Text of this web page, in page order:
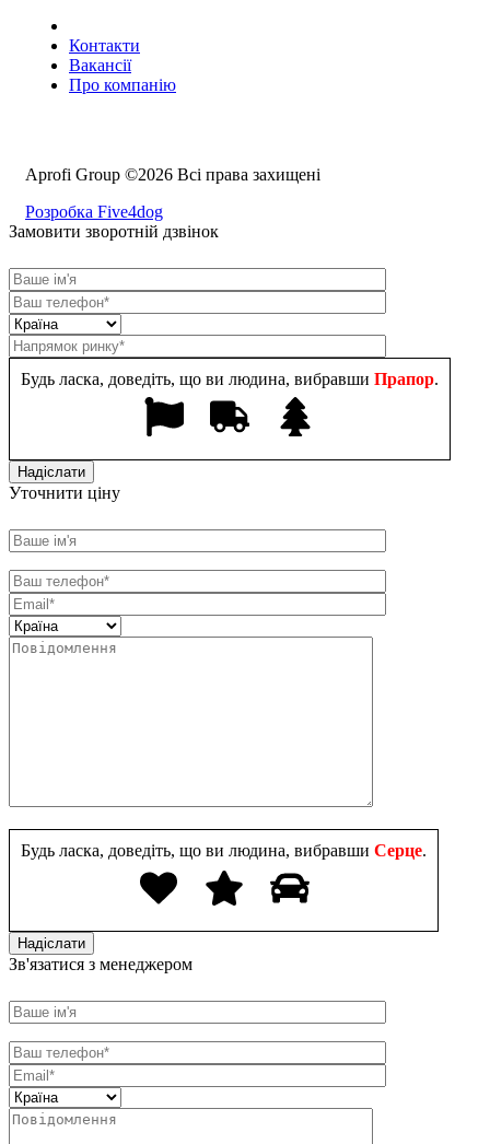
Контакти
Вакансії
Про компанію
Aprofi Group ©2026 Всі права захищені
Розробка Five4dog
Замовити зворотній дзвінок
Будь ласка, доведіть, що ви людина, вибравши Прапор.
Уточнити ціну
Будь ласка, доведіть, що ви людина, вибравши Серце.
Зв'язатися з менеджером